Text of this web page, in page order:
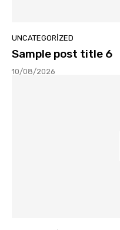
UNCATEGORIZED
Sample post title 6
10/08/2026